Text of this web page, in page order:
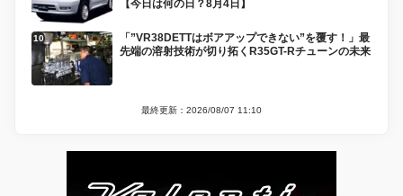
【今日は何の日？8月4日】
「”VR38DETTはボアアップできない”を覆す！」最
先端の溶射技術が切り拓くR35GT-Rチューンの未来
最終更新：2026/08/07 11:10